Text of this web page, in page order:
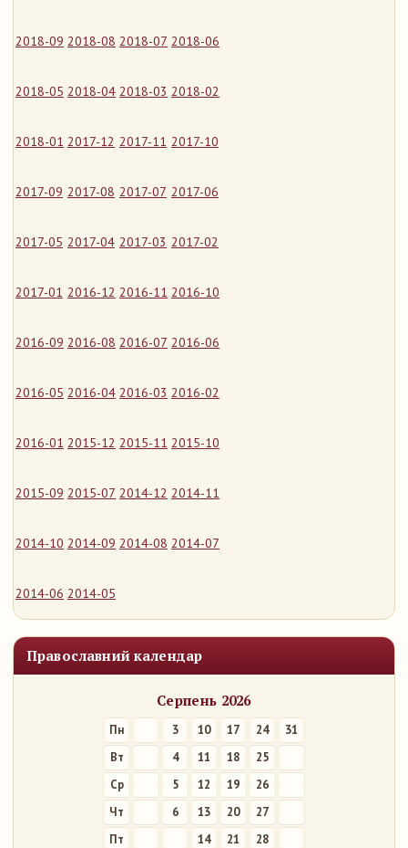
2018-09 2018-08 2018-07 2018-06
2018-05 2018-04 2018-03 2018-02
2018-01 2017-12 2017-11 2017-10
2017-09 2017-08 2017-07 2017-06
2017-05 2017-04 2017-03 2017-02
2017-01 2016-12 2016-11 2016-10
2016-09 2016-08 2016-07 2016-06
2016-05 2016-04 2016-03 2016-02
2016-01 2015-12 2015-11 2015-10
2015-09 2015-07 2014-12 2014-11
2014-10 2014-09 2014-08 2014-07
2014-06 2014-05
Православний календар
Серпень 2026
Пн 3 10 17 24
31
Вт
4 11 18
25
Ср
5 12 19
26
Чт
6 13 20
27
Пт
14 21
28